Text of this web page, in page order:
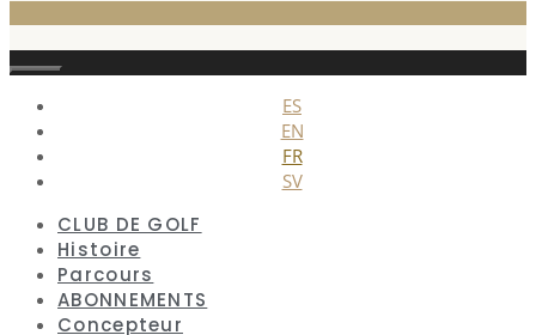
Fermer
ES
EN
FR
SV
CLUB DE GOLF
Histoire
Parcours
ABONNEMENTS
Concepteur